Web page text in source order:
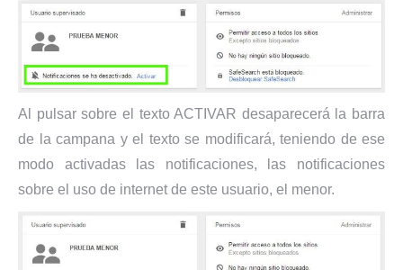
Al pulsar sobre el texto ACTIVAR desaparecerá la barra
de la campana y el texto se modificará, teniendo de ese
modo activadas las notificaciones, las notificaciones
sobre el uso de internet de este usuario, el menor.